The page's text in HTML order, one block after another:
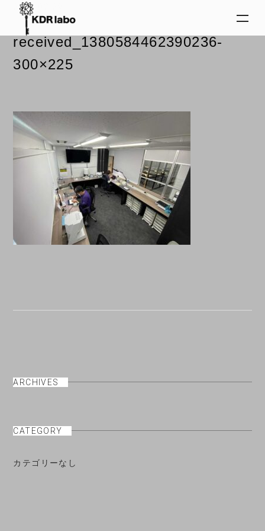
ARCHIVES
CATEGORY
カテゴリーなし
2024.02.29
received_1380584462390236-
300×225